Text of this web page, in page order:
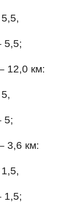
5,5;
12,0 км:
5;
3,6 км:
1,5;